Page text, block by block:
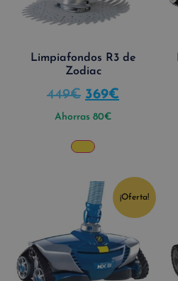
Limpiafondos R3 de
Zodiac
449€ 369€
Ahorras 80€
¡Oferta!